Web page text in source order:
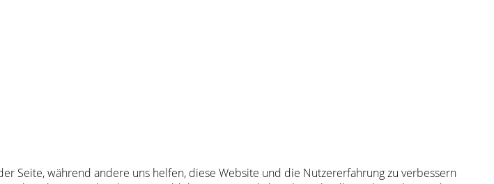
Seite, während andere uns helfen, diese Website und die Nutzererfahrung zu verbessern